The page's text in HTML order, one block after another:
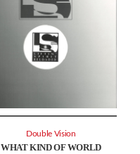
WHAT KIND OF WORLD
Double Vision